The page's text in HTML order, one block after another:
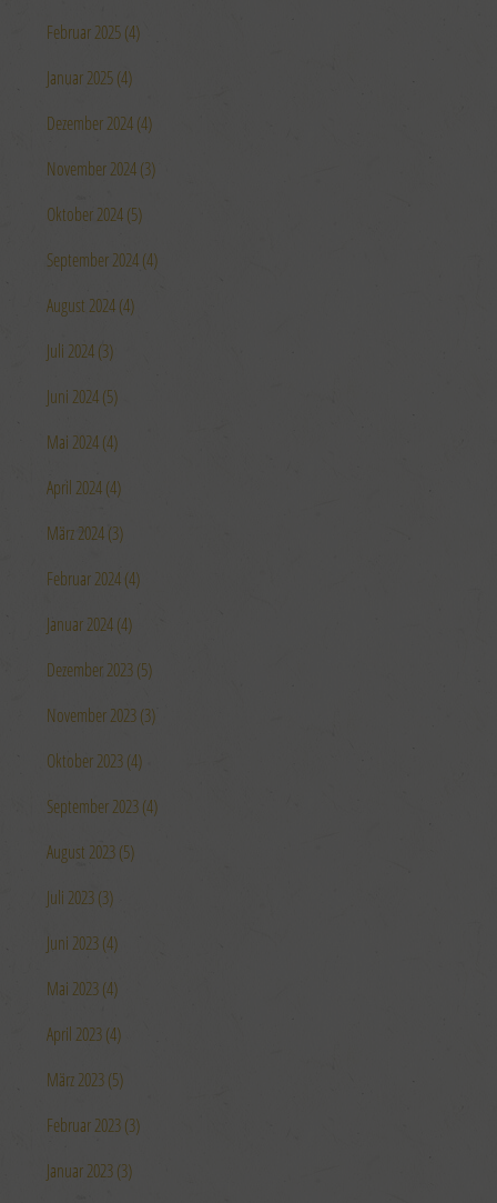
Februar 2025 (4)
Januar 2025 (4)
Dezember 2024 (4)
November 2024 (3)
Oktober 2024 (5)
September 2024 (4)
August 2024 (4)
Juli 2024 (3)
Juni 2024 (5)
Mai 2024 (4)
April 2024 (4)
März 2024 (3)
Februar 2024 (4)
Januar 2024 (4)
Dezember 2023 (5)
November 2023 (3)
Oktober 2023 (4)
September 2023 (4)
August 2023 (5)
Juli 2023 (3)
Juni 2023 (4)
Mai 2023 (4)
April 2023 (4)
März 2023 (5)
Februar 2023 (3)
Januar 2023 (3)